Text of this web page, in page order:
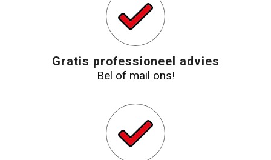
Gratis professioneel advies
Bel of mail ons!